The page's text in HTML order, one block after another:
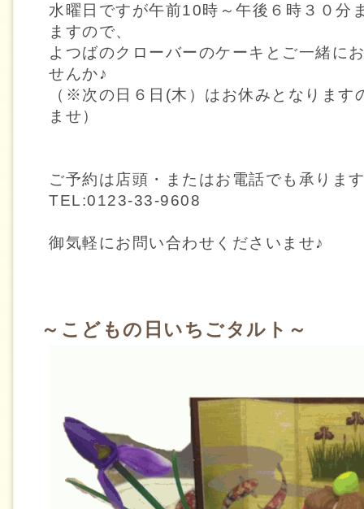
水曜日ですが午前10時～午後６時３０分
ますので、
よつばのクローバーのケーキとご一緒に
せんか♪
（※次の日６日(木）はお休みとなります
ませ）
ご予約は店頭・またはお電話でも承りま
TEL:0123-33-9608
御気軽にお問い合わせくださいませ♪
～こどもの日いちごタルト～